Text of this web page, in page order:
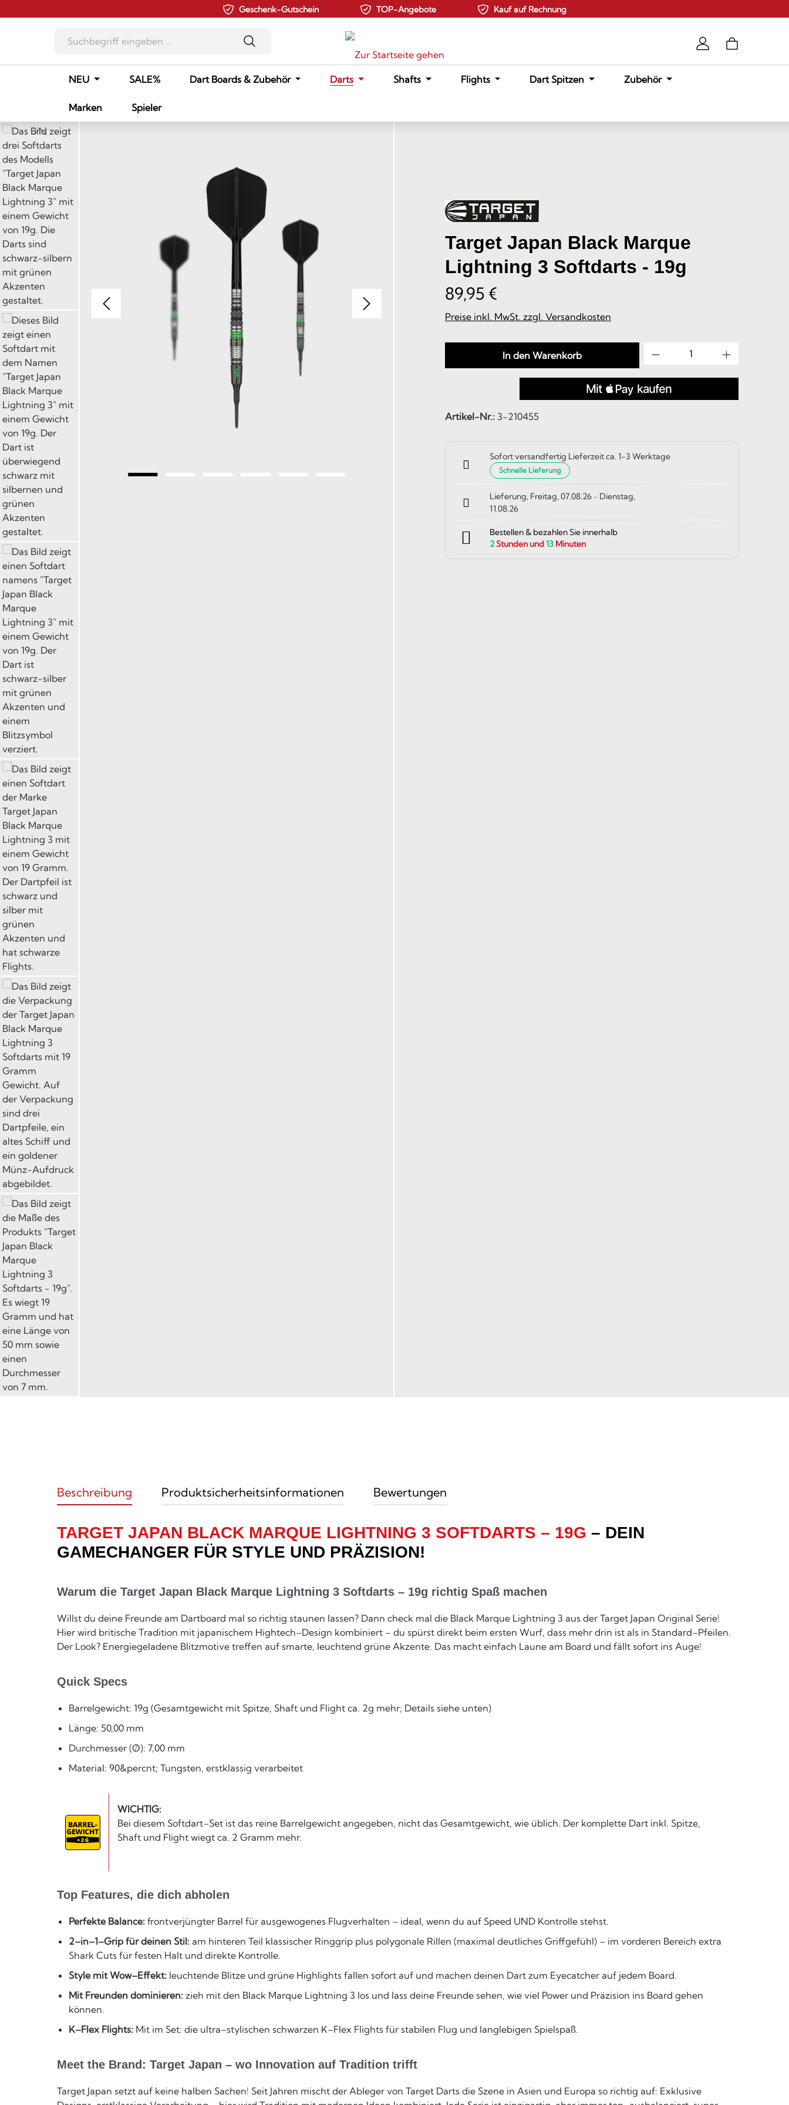
Geschenk-Gutschein TOP-Angebote Kauf auf Rechnung
NEU SALE% Dart Boards & Zubehör Darts Shafts Flights Dart Spitzen Zubehör
Marken
Spieler
Bildergalerie überspringen
Target Japan Black Marque
Lightning 3 Softdarts - 19g
89,95 €
Preise inkl. MwSt. zzgl. Versandkosten
Produkt Anzahl: Gib
In den Warenkorb
Artikel-Nr.: 3-210455
Sofort versandfertig Lieferzeit ca. 1-3 Werktage
Schnelle Lieferung
Lieferung, Freitag, 07.08.26 - Dienstag,
11.08.26
Bestellen & bezahlen Sie innerhalb
2Stunden und13 Minuten
Beschreibung Produktsicherheitsinformationen Bewertungen
TARGET JAPAN BLACK MARQUE LIGHTNING 3 SOFTDARTS – 19G – DEIN
GAMECHANGER FÜR STYLE UND PRÄZISION!
Warum die Target Japan Black Marque Lightning 3 Softdarts – 19g richtig Spaß machen
Willst du deine Freunde am Dartboard mal so richtig staunen lassen? Dann check mal die Black Marque Lightning 3 aus der Target Japan Original Serie!
Hier wird britische Tradition mit japanischem Hightech–Design kombiniert – du spürst direkt beim ersten Wurf, dass mehr drin ist als in Standard–Pfeilen.
Der Look? Energiegeladene Blitzmotive treffen auf smarte, leuchtend grüne Akzente. Das macht einfach Laune am Board und fällt sofort ins Auge!
Quick Specs
Barrelgewicht: 19g (Gesamtgewicht mit Spitze, Shaft und Flight ca. 2g mehr; Details siehe unten)
Länge: 50,00 mm
Durchmesser (Ø): 7,00 mm
Material: 90&percnt; Tungsten, erstklassig verarbeitet
WICHTIG:
Bei diesem Softdart–Set ist das reine Barrelgewicht angegeben, nicht das Gesamtgewicht, wie üblich. Der komplette Dart inkl. Spitze,
Shaft und Flight wiegt ca. 2 Gramm mehr.
Top Features, die dich abholen
Perfekte Balance: frontverjüngter Barrel für ausgewogenes Flugverhalten – ideal, wenn du auf Speed UND Kontrolle stehst.
2–in–1–Grip für deinen Stil: am hinteren Teil klassischer Ringgrip plus polygonale Rillen (maximal deutliches Griffgefühl) – im vorderen Bereich extra
Shark Cuts für festen Halt und direkte Kontrolle.
Style mit Wow–Effekt: leuchtende Blitze und grüne Highlights fallen sofort auf und machen deinen Dart zum Eyecatcher auf jedem Board.
Mit Freunden dominieren: zieh mit den Black Marque Lightning 3 los und lass deine Freunde sehen, wie viel Power und Präzision ins Board gehen
können.
K–Flex Flights: Mit im Set: die ultra–stylischen schwarzen K–Flex Flights für stabilen Flug und langlebigen Spielspaß.
Meet the Brand: Target Japan – wo Innovation auf Tradition trifft
Target Japan setzt auf keine halben Sachen! Seit Jahren mischt der Ableger von Target Darts die Szene in Asien und Europa so richtig auf: Exklusive